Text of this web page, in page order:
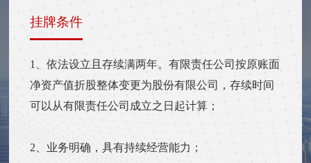
挂牌条件
1、依法设立且存续满两年。有限责任公司按原账面
净资产值折股整体变更为股份有限公司，存续时间
可以从有限责任公司成立之日起计算；
2、业务明确，具有持续经营能力；